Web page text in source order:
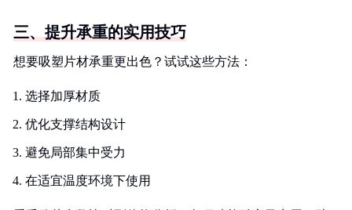
三、提升承重的实用技巧
想要吸塑片材承重更出色？试试这些方法：
选择加厚材质
优化支撑结构设计
避免局部集中受力
在适宜温度环境下使用